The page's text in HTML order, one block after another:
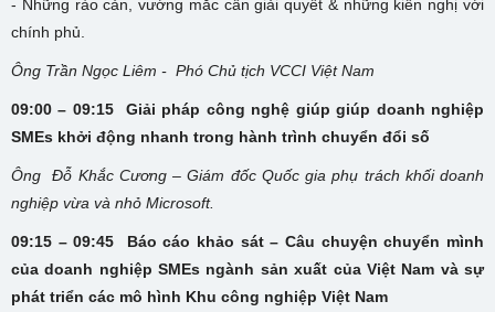
- Những rào cản, vướng mắc cần giải quyết & những kiến nghị với
chính phủ.
Ông Trần Ngọc Liêm - Phó Chủ tịch VCCI Việt Nam
09:00 – 09:15 Giải pháp công nghệ giúp giúp doanh nghiệp
SMEs khởi động nhanh trong hành trình chuyển đổi số
Ông Đỗ Khắc Cương – Giám đốc Quốc gia phụ trách khối doanh
nghiệp vừa và nhỏ Microsoft.
09:15 – 09:45 Báo cáo khảo sát – Câu chuyện chuyển mình
của doanh nghiệp SMEs ngành sản xuất của Việt Nam và sự
phát triển các mô hình Khu công nghiệp Việt Nam